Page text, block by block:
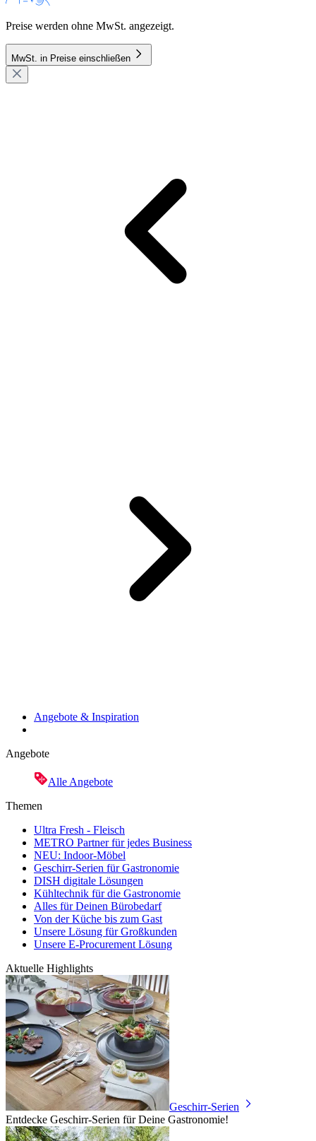
Preise werden ohne MwSt. angezeigt.
MwSt. in Preise einschließen
Angebote & Inspiration
Angebote
Alle Angebote
Themen
Ultra Fresh - Fleisch
METRO Partner für jedes Business
NEU: Indoor-Möbel
Geschirr-Serien für Gastronomie
DISH digitale Lösungen
Kühltechnik für die Gastronomie
Alles für Deinen Bürobedarf
Von der Küche bis zum Gast
Unsere Lösung für Großkunden
Unsere E-Procurement Lösung
Aktuelle Highlights
Geschirr-Serien
Entdecke Geschirr-Serien für Deine Gastronomie!